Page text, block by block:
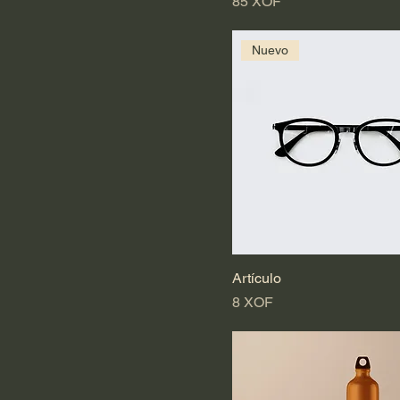
Nuevo
Artículo
Precio
8 XOF